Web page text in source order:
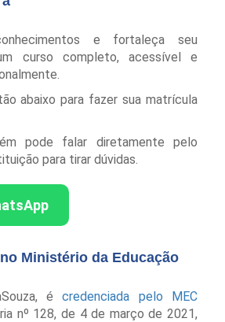
e fortaleça seu
curso completo, acessível e
abaixo para fazer sua matrícula
pode falar diretamente pelo
para tirar dúvidas.
Ministério da Educação
écredenciada pelo MEC
nº 128, de 4 de março de 2021,